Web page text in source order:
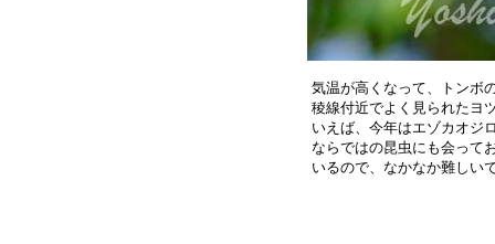
気温が高くなって、トンボ
稜線付近でよく見られたヨ
いえば、今年はエゾカオジ
ならではの昆虫にも会って